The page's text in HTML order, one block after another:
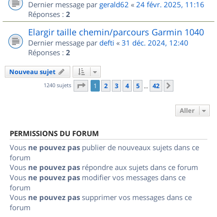
Dernier message par gerald62 « 24 févr. 2025, 11:16
Réponses : 2
Elargir taille chemin/parcours Garmin 1040
Dernier message par defti « 31 déc. 2024, 12:40
Réponses : 2
Nouveau sujet
1240 sujets Page 1sur
1 2 3 4 5 … 42
Aller
PERMISSIONS DU FORUM
Vous ne pouvez pas publier de nouveaux sujets dans ce
forum
Vous ne pouvez pas répondre aux sujets dans ce forum
Vous ne pouvez pas modifier vos messages dans ce
forum
Vous ne pouvez pas supprimer vos messages dans ce
forum